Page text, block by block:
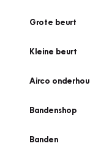
Grote beurt
Kleine beurt
Airco
Bandenshop
Banden